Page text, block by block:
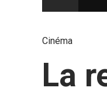
Cinéma
La